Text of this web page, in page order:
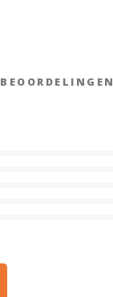
BEOORDELINGEN